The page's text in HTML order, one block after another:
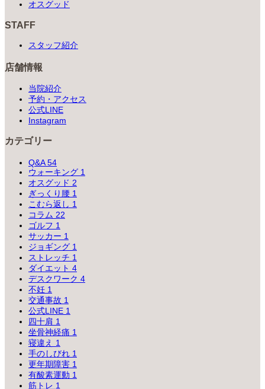
オスグッド
STAFF
スタッフ紹介
店舗情報
当院紹介
予約・アクセス
公式LINE
Instagram
カテゴリー
Q&A54
ウォーキング 1
オスグッド 2
ぎっくり腰 1
こむら返し 1
コラム 22
ゴルフ 1
サッカー 1
ジョギング 1
ストレッチ 1
ダイエット 4
デスクワーク 4
不妊 1
交通事故 1
公式LINE 1
四十肩 1
坐骨神経痛 1
寝違え 1
手のしびれ 1
更年期障害 1
有酸素運動 1
筋トレ 1